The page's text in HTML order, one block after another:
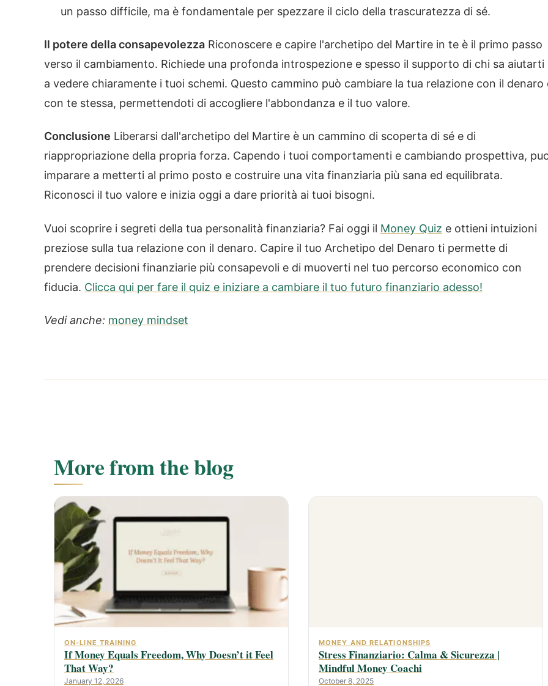
un passo difficile, ma è fondamentale per spezzare il ciclo della trascuratezza di sé.
Il potere della consapevolezza Riconoscere e capire l'archetipo del Martire in te è il primo passo
verso il cambiamento. Richiede una profonda introspezione e spesso il supporto di chi sa aiutarti
a vedere chiaramente i tuoi schemi. Questo cammino può cambiare la tua relazione con il denaro
con te stessa, permettendoti di accogliere l'abbondanza e il tuo valore.
Conclusione Liberarsi dall'archetipo del Martire è un cammino di scoperta di sé e di
riappropriazione della propria forza. Capendo i tuoi comportamenti e cambiando prospettiva,
imparare a metterti al primo posto e costruire una vita finanziaria più sana ed equilibrata.
Riconosci il tuo valore e inizia oggi a dare priorità ai tuoi bisogni.
Vuoi scoprire i segreti della tua personalità finanziaria? Fai oggi il Money Quiz e ottieni intuizioni
preziose sulla tua relazione con il denaro. Capire il tuo Archetipo del Denaro ti permette di
prendere decisioni finanziarie più consapevoli e di muoverti nel tuo percorso economico con
fiducia. Clicca qui per fare il quiz e iniziare a cambiare il tuo futuro finanziario adesso!
Vedi anche: money mindset
More from the blog
ON-LINE TRAINING
If Money Equals Freedom, Why Doesn’t it Feel
That Way?
January 12, 2026
MONEY AND RELATIONSHIPS
Stress Finanziario: Calma & Sicurezza |
Mindful Money Coachi
October 8, 2025